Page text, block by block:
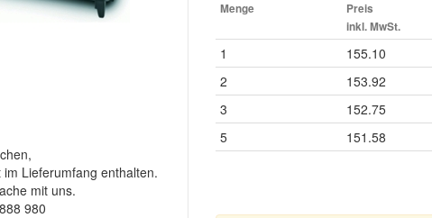
Lieferumfang enthalten.
mit uns.
980
Menge
Preis
inkl. MwSt.
1 155.10
2 153.92
3 152.75
5 151.58